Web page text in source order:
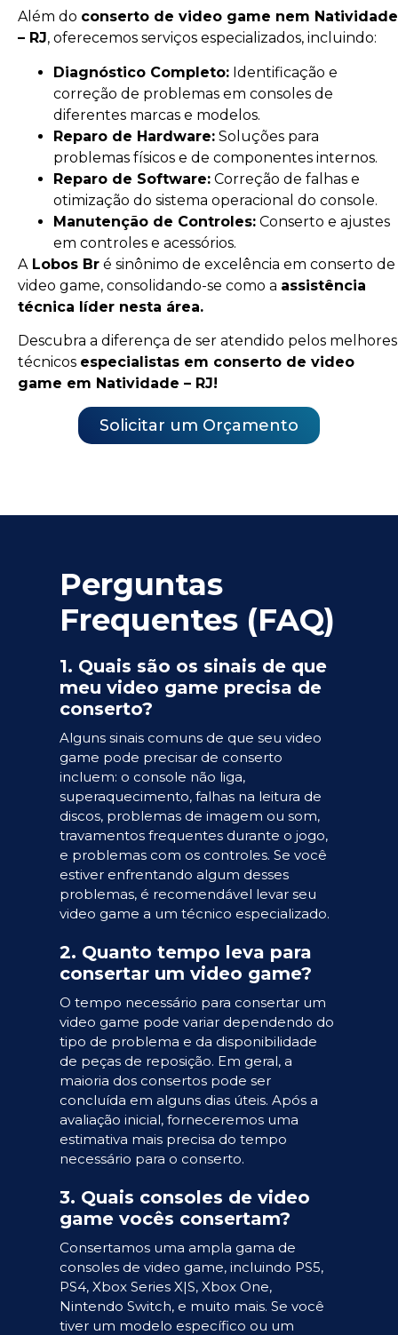
Além do conserto de video game nem Natividade
– RJ, oferecemos serviços especializados, incluindo:
Diagnóstico Completo: Identificação e
correção de problemas em consoles de
diferentes marcas e modelos.
Reparo de Hardware: Soluções para
problemas físicos e de componentes internos.
Reparo de Software: Correção de falhas e
otimização do sistema operacional do console.
Manutenção de Controles: Conserto e ajustes
em controles e acessórios.
A Lobos Br é sinônimo de excelência em conserto de
video game, consolidando-se como a assistência
técnica líder nesta área.
Descubra a diferença de ser atendido pelos melhores
técnicos especialistas em conserto de video
game em Natividade – RJ!
Solicitar um Orçamento
Perguntas
Frequentes (FAQ)
1. Quais são os sinais de que
meu video game precisa de
conserto?
Alguns sinais comuns de que seu video
game pode precisar de conserto
incluem: o console não liga,
superaquecimento, falhas na leitura de
discos, problemas de imagem ou som,
travamentos frequentes durante o jogo,
e problemas com os controles. Se você
estiver enfrentando algum desses
problemas, é recomendável levar seu
video game a um técnico especializado.
2. Quanto tempo leva para
consertar um video game?
O tempo necessário para consertar um
video game pode variar dependendo do
tipo de problema e da disponibilidade
de peças de reposição. Em geral, a
maioria dos consertos pode ser
concluída em alguns dias úteis. Após a
avaliação inicial, forneceremos uma
estimativa mais precisa do tempo
necessário para o conserto.
3. Quais consoles de video
game vocês consertam?
Consertamos uma ampla gama de
consoles de video game, incluindo PS5,
PS4, Xbox Series X|S, Xbox One,
Nintendo Switch, e muito mais. Se você
tiver um modelo específico ou um